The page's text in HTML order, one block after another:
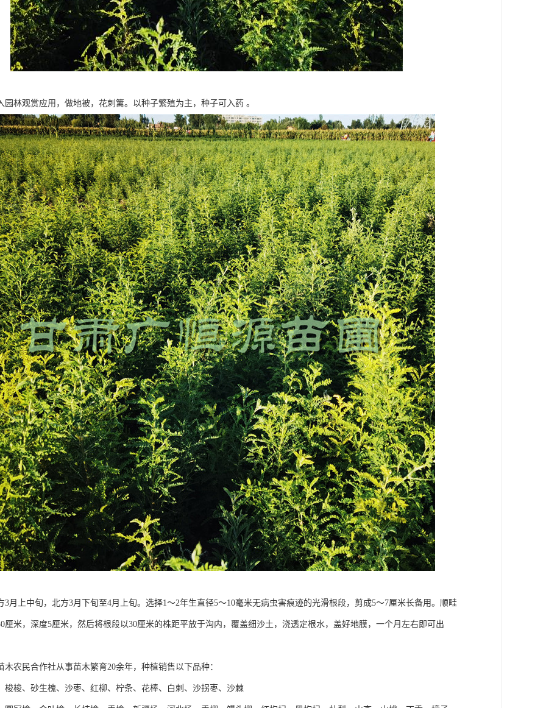
园林观赏应用，做地被，花刺篱。以种子繁殖为主，种子可入药 。
3月上中旬，北方3月下旬至4月上旬。选择1～2年生直径5～10毫米无病虫害痕迹的光滑根段，剪成5～7厘米长备用。顺畦
厘米，深度5厘米，然后将根段以30厘米的株距平放于沟内，覆盖细沙土，浇透定根水，盖好地膜，一个月左右即可出
木农民合作社从事苗木繁育20余年，种植销售以下品种：
梭梭、砂生槐、沙枣、红柳、柠条、花棒、白刺、沙拐枣、沙棘